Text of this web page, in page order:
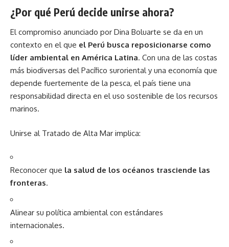
¿Por qué Perú decide unirse ahora?
El compromiso anunciado por Dina Boluarte se da en un
contexto en el que el Perú busca reposicionarse como
líder ambiental en América Latina. Con una de las costas
más biodiversas del Pacífico suroriental y una economía que
depende fuertemente de la pesca, el país tiene una
responsabilidad directa en el uso sostenible de los recursos
marinos.
Unirse al Tratado de Alta Mar implica:
Reconocer que la salud de los océanos trasciende las
fronteras.
Alinear su política ambiental con estándares
internacionales.